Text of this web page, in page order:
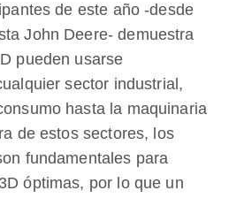
de este año -desde
John Deere- demuestra
pueden usarse
sector industrial,
hasta la maquinaria
de estos sectores, los
fundamentales para
óptimas, por lo que un